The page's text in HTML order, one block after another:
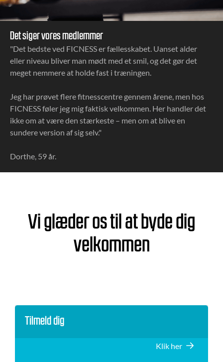
Det siger vores medlemmer
"Det bedste ved FICNESS er fællesskabet. Uanset alder
eller niveau bliver man mødt med et smil, og det gør det
meget nemmere at holde fast i træningen.
Jeg har prøvet flere fitnesscentre gennem årene, men hos
FICNESS føler jeg mig faktisk velkommen. Her handler det
ikke om at være den stærkeste – men om at blive en
sundere version af sig selv."
Dorthe, 59 år.
Vi glæder os til at byde dig
velkommen
Tilmeld dig
Klik her